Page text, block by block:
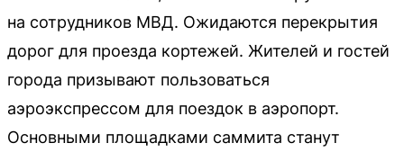
на сотрудников МВД. Ожидаются перекрытия
дорог для проезда кортежей. Жителей и гостей
города призывают пользоваться
аэроэкспрессом для поездок в аэропорт.
Основными площадками саммита станут